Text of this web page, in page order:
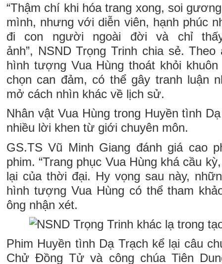
“Thậm chí khi hóa trang xong, soi
mình, nhưng với diễn viên, hạnh phúc
đi con người ngoài đời và chỉ
ảnh”, NSND Trọng Trinh chia sẻ.
hình tượng Vua Hùng thoát khỏi
chọn can đảm, có thể gây tranh luận
mở cách nhìn khác về lịch sử.
Nhân vật Vua Hùng trong Huyền tình
nhiều lời khen từ giới chuyên môn.
GS.TS Vũ Minh Giang đánh giá cao
phim. “Trang phục Vua Hùng khá cầu
lại của thời đại. Hy vọng sau này,
hình tượng Vua Hùng có thể tham
ông nhận xét.
Phim Huyền tình Dạ Trạch kể lại câu
Chử Đồng Tử và công chúa Tiên